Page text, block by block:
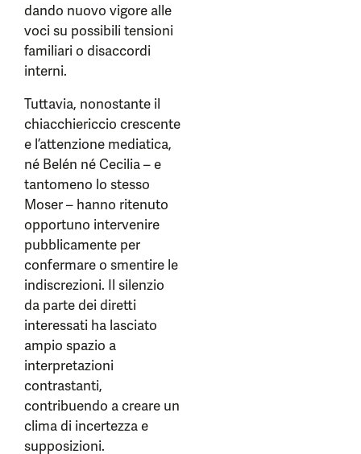
dando nuovo vigore alle
voci su possibili tensioni
familiari o disaccordi
interni.
Tuttavia, nonostante il
chiacchiericcio crescente
e l’attenzione mediatica,
né Belén né Cecilia – e
tantomeno lo stesso
Moser – hanno ritenuto
opportuno intervenire
pubblicamente per
confermare o smentire le
indiscrezioni. Il silenzio
da parte dei diretti
interessati ha lasciato
ampio spazio a
interpretazioni
contrastanti,
contribuendo a creare un
clima di incertezza e
supposizioni.